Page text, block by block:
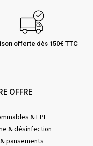
offerte dès 150€ TTC
OFFRE
& EPI
& désinfection
pansements